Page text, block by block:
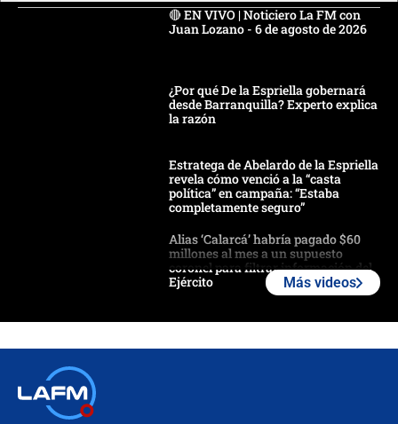
🔴 EN VIVO | Noticiero La FM con
Juan Lozano - 6 de agosto de 2026
¿Por qué De la Espriella gobernará
desde Barranquilla? Experto explica
la razón
Estratega de Abelardo de la Espriella
revela cómo venció a la “casta
política” en campaña: “Estaba
completamente seguro”
Alias ‘Calarcá’ habría pagado $60
millones al mes a un supuesto
coronel para filtrar información del
Ejército
Más videos